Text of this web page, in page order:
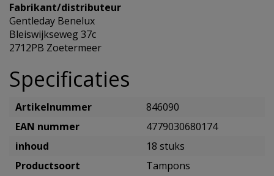
Fabrikant/distributeur
Gentleday Benelux
Bleiswijkseweg 37c
2712PB Zoetermeer
Specificaties
Artikelnummer
846090
EAN nummer
4779030680174
inhoud
18 stuks
Productsoort
Tampons